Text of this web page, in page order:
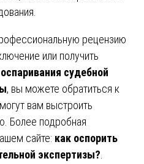
рецензию
или получить
судебной
, вы можете обратиться к
вам выстроить
Более подробная
сайте: как оспорить
экспертизы?